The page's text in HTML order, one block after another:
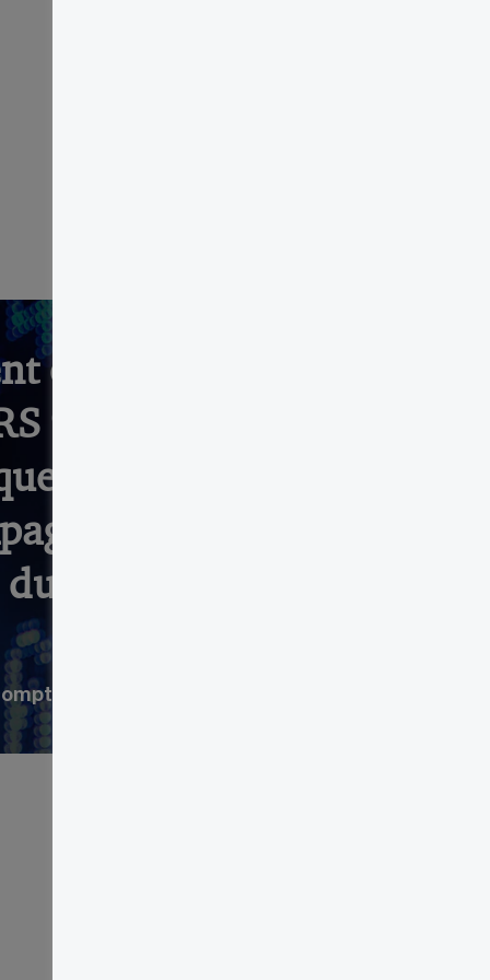
et d’évaluation
9 est
celui
d’un risque
résultat net. »
Toronto